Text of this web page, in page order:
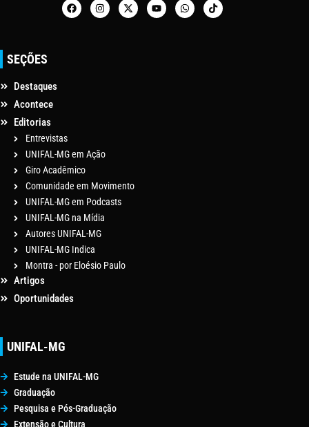
SEÇÕES
Destaques
Acontece
Editorias
Entrevistas
UNIFAL-MG em Ação
Giro Acadêmico
Comunidade em Movimento
UNIFAL-MG em Podcasts
UNIFAL-MG na Mídia
Autores UNIFAL-MG
UNIFAL-MG Indica
Montra - por Eloésio Paulo
Artigos
Oportunidades
UNIFAL-MG
Estude na UNIFAL-MG
Graduação
Pesquisa e Pós-Graduação
Extensão e Cultura